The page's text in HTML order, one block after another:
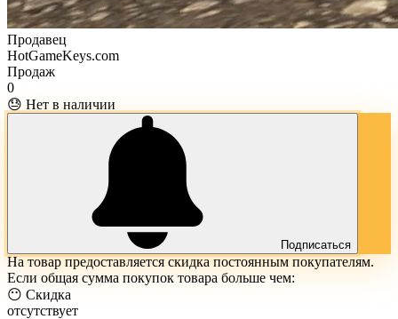
Продавец
HotGameKeys.com
Продаж
0
😓 Нет в наличии
Подписаться
На товар предоставляется скидка постоянным покупателям.
Если общая сумма покупок товара больше чем:
😶 Скидка
отсутствует